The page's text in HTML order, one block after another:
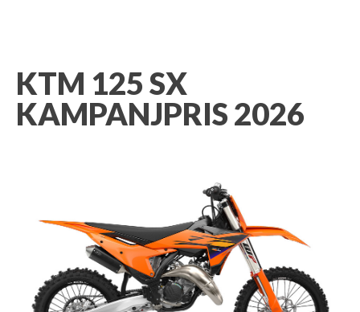
KTM 125 SX
KAMPANJPRIS 2026